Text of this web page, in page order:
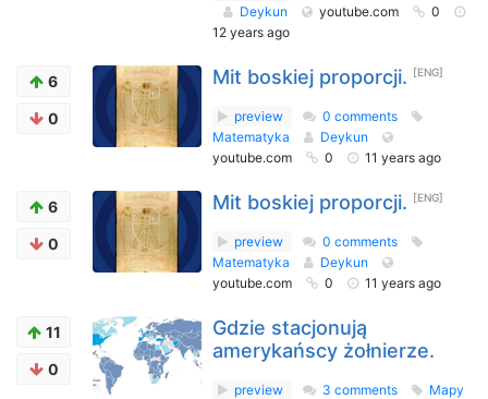
Deykun
youtube.com
0
12 years ago
6
0
Mit boskiej proporcji. [ENG]
preview
0 comments
Matematyka
Deykun
youtube.com
0 11 years ago
6
0
Mit boskiej proporcji. [ENG]
preview
0 comments
Matematyka
Deykun
youtube.com
0 11 years ago
11
0
Gdzie stacjonują
amerykańscy żołnierze.
preview 3 comments
Mapy